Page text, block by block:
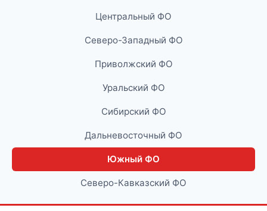
Центральный ФО
Северо-Западный ФО
Приволжский ФО
Уральский ФО
Сибирский ФО
Дальневосточный ФО
Южный ФО
Северо-Кавказский ФО